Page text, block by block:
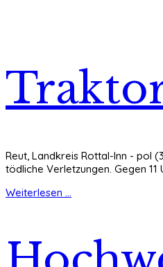
Reut, Landkreis Rottal-Inn - pol
tödliche Verletzungen. Gegen
Weiterlesen ...